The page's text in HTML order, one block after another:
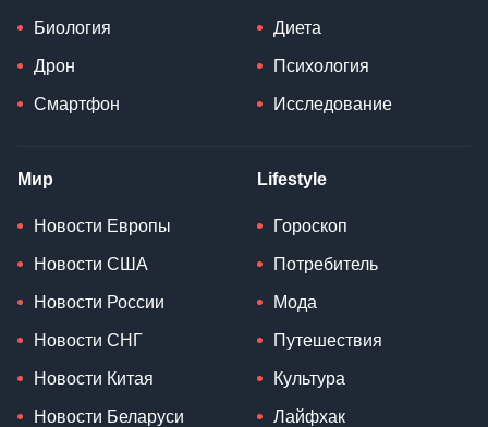
Биология
Дрон
Смартфон
Диета
Психология
Исследование
Мир
Новости Европы
Новости США
Новости России
Новости СНГ
Новости Китая
Новости Беларуси
Lifestyle
Гороскоп
Потребитель
Мода
Путешествия
Культура
Лайфхак